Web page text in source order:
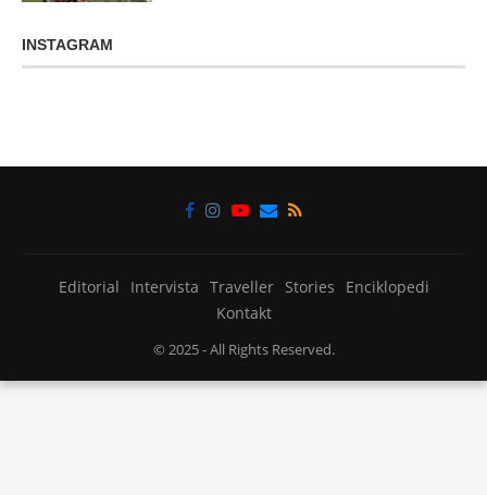
INSTAGRAM
Editorial Intervista Traveller Stories
Enciklopedi
Kontakt
© 2025- All Rights Reserved.